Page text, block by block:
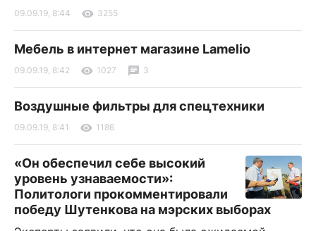
09.09.19, 8:44 3255
Мебель в интернет магазине Lamelio
09.09.19, 8:42 1027 3
Воздушные фильтры для спецтехники
09.09.19, 8:41 1186
«Он обеспечил себе высокий
уровень узнаваемости»:
Политологи прокомментировали
победу Шутенкова на мэрских выборах